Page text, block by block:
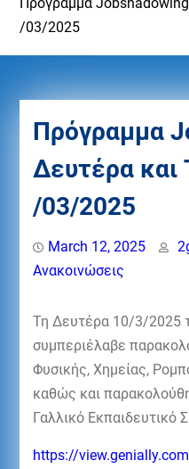
/03/2025
Πρόγραμμα
Δευτέρα και
/03/2025
March 12, 2025
Ανακοινώσεις
Τη Δευτέρα 10/3/2025
συμπεριέλαβε
Φυσικής, Χημείας,
καθώς και
Γαλλικό Εκπαιδευτικό
https://